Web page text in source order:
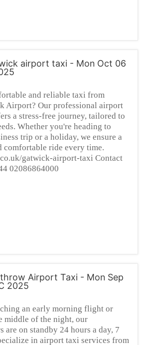
airport taxi - Mon Oct 06
and reliable taxi from
Airport? Our professional airport
a stress-free journey, tailored to
Whether you're heading to
trip or a holiday, we ensure a
comfortable ride every time.
gatwick-airport-taxi Contact
02086864000
Airport Taxi - Mon Sep
2025
an early morning flight or
middle of the night, our
are on standby 24 hours a day, 7
in airport taxi services from